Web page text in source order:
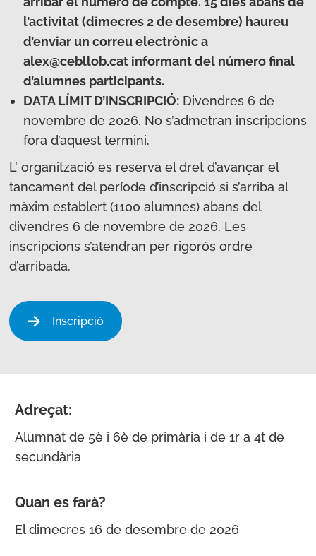
l’activitat (dimecres 2 de desembre) haureu
d’enviar un correu electrònic a
alex@cebllob.cat informant del número final
d’alumnes participants.
DATA LÍMIT D’INSCRIPCIÓ:Divendres 6 de
novembre de 2026. No s’admetran inscripcions
fora d’aquest termini.
L’ organització es reserva el dret d’avançar el
tancament del període d’inscripció si s’arriba al
màxim establert (1100 alumnes) abans del
divendres 6 de novembre de 2026. Les
inscripcions s’atendran per rigorós ordre
d’arribada.
Inscripció
Adreçat:
Alumnat de 5è i 6è de primària i de 1r a 4t de
secundària
Quan es farà?
El dimecres 16 de desembre de 2026